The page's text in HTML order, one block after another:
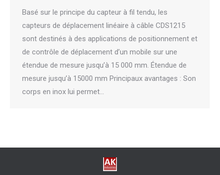
Basé sur le principe du capteur à fil tendu, les
capteurs de déplacement linéaire à câble CDS1215
sont destinés à des applications de positionnement et
de contrôle de déplacement d’un mobile sur une
étendue de mesure jusqu’à 15 000 mm. Étendue de
mesure jusqu’à 15000 mm Principaux avantages : Son
corps en inox lui permet…